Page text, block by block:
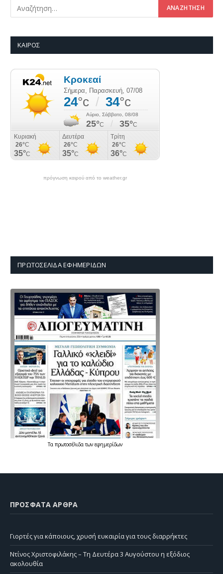
ΚΑΙΡΌΣ
πρόγνωση καιρού από το weather.gr
ΠΡΩΤΟΣΈΛΙΔΑ ΕΦΗΜΕΡΊΔΩΝ
Τα πρωτοσέλιδατων εφημερίδων
ΠΡΌΣΦΑΤΑ ΆΡΘΡΑ
Γιορτές για κάποιους, χρυσή ευκαιρία για τους διαρρήκτες
Ντίνος Χριστοφιλάκης – Τη Δευτέρα 3 Αυγούστου η εξόδιος
ακολουθία